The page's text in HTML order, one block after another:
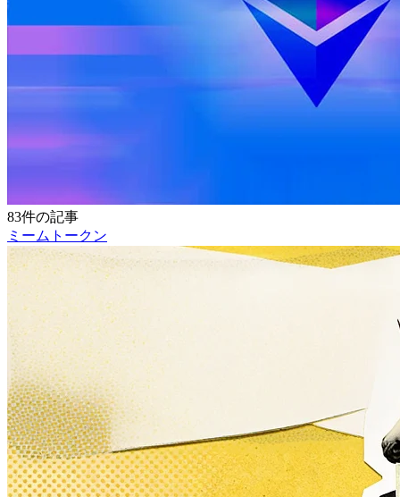
83件の記事
ミームトークン